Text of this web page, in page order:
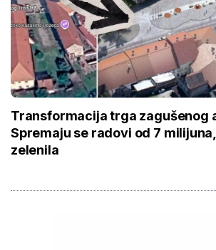
Transformacija trga zagušenog
Spremaju se radovi od 7
zelenila